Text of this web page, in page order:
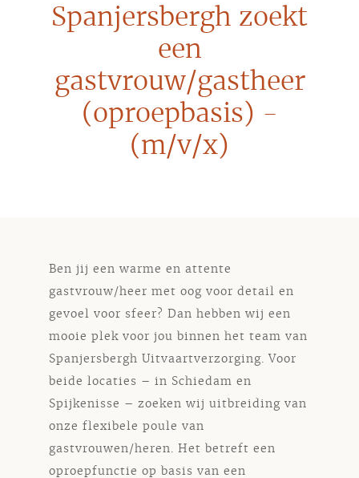
Spanjersbergh zoekt
een
gastvrouw/gastheer
(oproepbasis) -
(m/v/x)
Ben jij een warme en attente
gastvrouw/heer met oog voor detail en
gevoel voor sfeer? Dan hebben wij een
mooie plek voor jou binnen het team van
Spanjersbergh Uitvaartverzorging. Voor
beide locaties – in Schiedam en
Spijkenisse – zoeken wij uitbreiding van
onze flexibele poule van
gastvrouwen/heren. Het betreft een
oproepfunctie op basis van een